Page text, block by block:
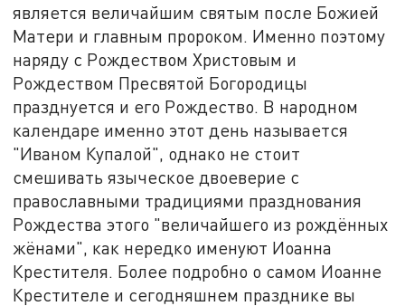
является величайшим святым после Божией
Матери и главным пророком. Именно поэтому
наряду с Рождеством Христовым и
Рождеством Пресвятой Богородицы
празднуется и его Рождество. В народном
календаре именно этот день называется
"Иваном Купалой", однако не стоит
смешивать языческое двоеверие с
православными традициями празднования
Рождества этого "величайшего из рождённых
жёнами", как нередко именуют Иоанна
Крестителя. Более подробно о самом Иоанне
Крестителе и сегодняшнем празднике вы